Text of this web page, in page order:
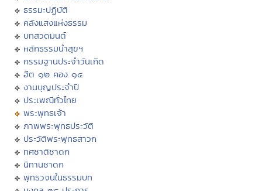
ธรรมะปฏิบัติ
คลังแสงแห่งธรรม
บทสวดมนต์
หลักธรรมนำสุขฯ
กรรมฐานประจำวันเกิด
ฮีต ๑๒ คอง ๑๔
งานบุญประจำปี
ประเพณีทั่วไทย
พระพุทธเจ้า
ภาพพระพุทธประวัติ
ประวัติพระพุทธสาวก
ทศชาติชาดก
นิทานชาดก
พุทธวจนในธรรมบท